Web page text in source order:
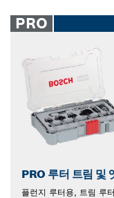
PRO
PRO 루터 트림 및
플런지 루터용, 트림 루